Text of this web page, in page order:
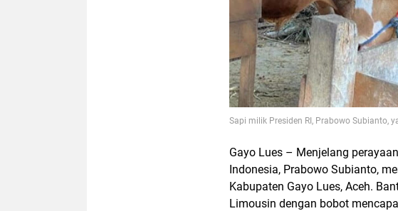
Sapi milik Presiden RI, Prabowo Subianto,
Gayo Lues – Menjelang
Indonesia, Prabowo Subianto,
Kabupaten Gayo Lues, Aceh.
Limousin dengan bobot